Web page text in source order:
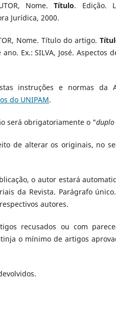
Nome.Título. Edição.
Jurídica, 2000.
Nome. Título do artigo.
Ex.: SILVA, José. Aspectos
instruções e normas
do UNIPAM.
será obrigatoriamente o "
de alterar os originais, no
o autor estará
da Revista. Parágrafo
autores.
recusados ou com
o mínimo de artigos